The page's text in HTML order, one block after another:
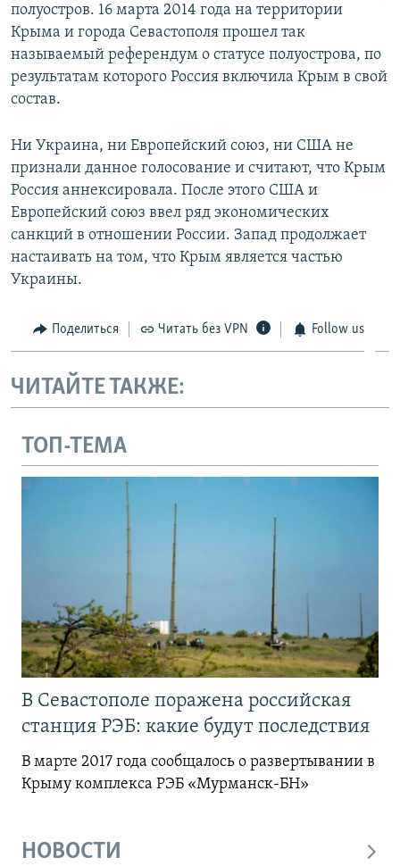
полуостров. 16 марта 2014 года на территории
Крыма и города Севастополя прошел так
называемый референдум о статусе полуострова, по
результатам которого Россия включила Крым в свой
состав.
Ни Украина, ни Европейский союз, ни США не
признали данное голосование и считают, что Крым
Россия аннексировала. После этого США и
Европейский союз ввел ряд экономических
санкций в отношении России. Запад продолжает
настаивать на том, что Крым является частью
Украины.
Поделиться Читать без VPN Follow us
ЧИТАЙТЕ ТАКЖЕ:
ТОП-ТЕМА
В Севастополе поражена российская
станция РЭБ: какие будут последствия
В марте 2017 года сообщалось о развертывании в
Крыму комплекса РЭБ «Мурманск-БН»
НОВОСТИ